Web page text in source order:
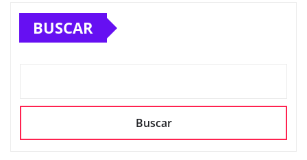
BUSCAR
Buscar